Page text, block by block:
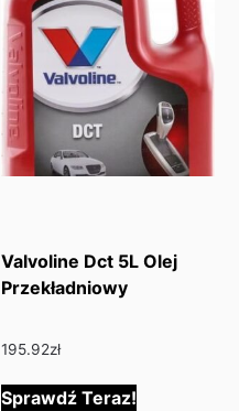
Valvoline Dct 5L Olej
Przekładniowy
195.92zł
Sprawdź Teraz!